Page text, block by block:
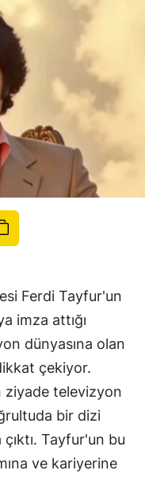
Ferdi Tayfur'un
imza attığı
dünyasına olan
çekiyor.
ziyade televizyon
bir dizi
Tayfur'un bu
ve kariyerine